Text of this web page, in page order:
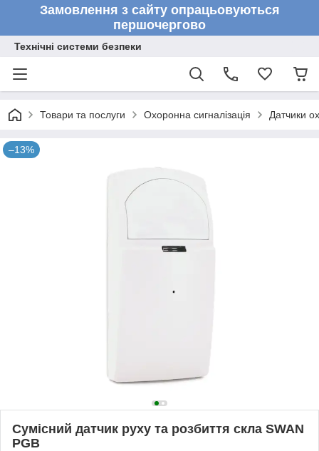
Замовлення з сайту опрацьовуються
першочергово
Технічні системи безпеки
Товари та послуги Охоронна сигналізація Датчики
–13%
Сумісний датчик руху та розбиття скла SWAN
PGB